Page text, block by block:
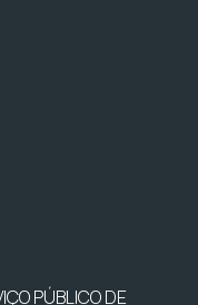
PÚBLICO DE